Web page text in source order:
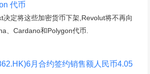
代币
决定将这些加密货币下架,Revolut将不再向
、Cardano和Polygon代币.
月合约签约销售额人民币4.05